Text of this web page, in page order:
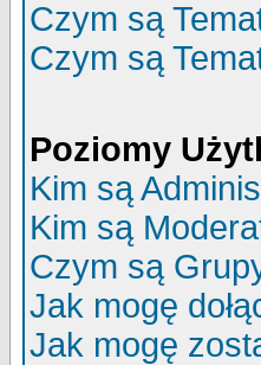
Czym są
Czym są
Poziomy
Kim są
Kim są
Czym są
Jak mogę
Jak mogę